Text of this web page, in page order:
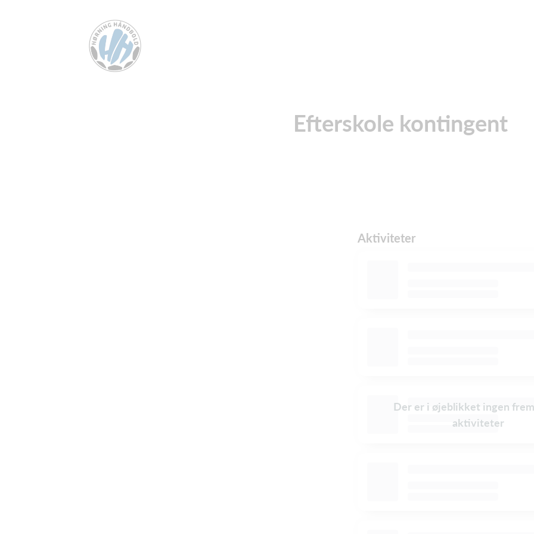
Efterskole kontingent
Aktiviteter
Der er i øjeblikket ingen
aktiviteter